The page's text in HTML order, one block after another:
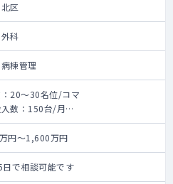
ール呼び出しの際はタクシー利用
す(クリニックが提携しております)
ール対応セット一式をお渡し致し
ルテ（モバカル）
15名体制、患者数も伸びており、今
傾向です
3名+非常勤1名、看護師8名、事務
区
科
棟管理
20～30名位/コマ
数：150台/月
棟管理
円～1,600万円
で相談可能です